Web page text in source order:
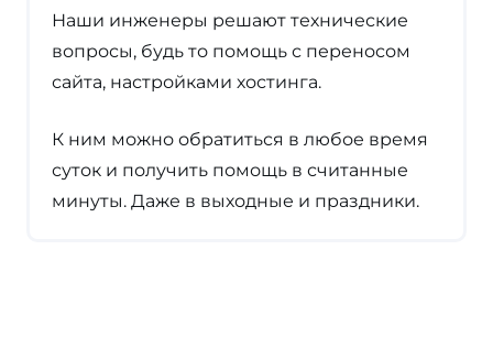
Наши инженеры решают технические
вопросы, будь то помощь с переносом
сайта, настройками хостинга.
К ним можно обратиться в любое время
суток и получить помощь в считанные
минуты. Даже в выходные и праздники.